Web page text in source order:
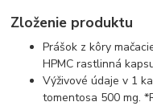
Zloženie produktu
Prášok z kôry
HPMC rastlinná
Výživové údaje v 1
tomentosa 500 mg.